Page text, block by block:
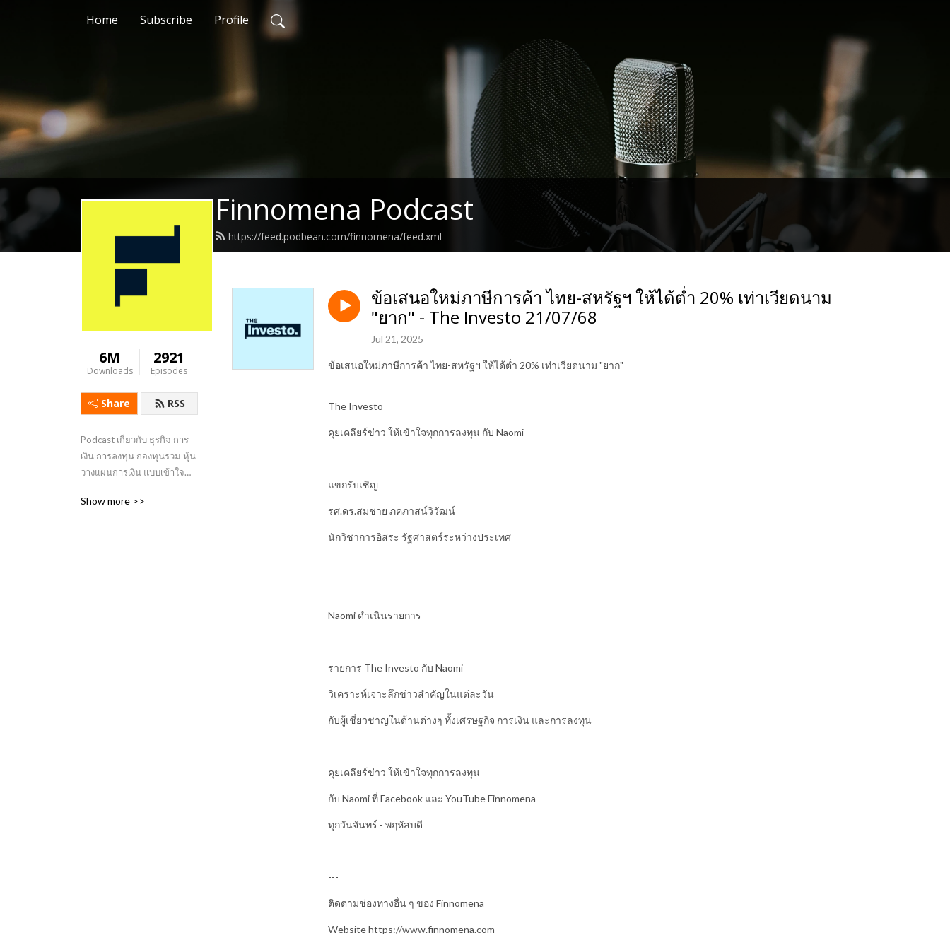
Home Subscribe Profile
Finnomena Podcast
https://feed.podbean.com/finnomena/feed.xml
6M
Downloads
2921
Episodes
Share RSS
Podcast เกี่ยวกับ ธุรกิจ การ
เงิน การลงทุน กองทุนรวม หุ้น
วางแผนการเงิน แบบเข้าใจ
Show more >>
ข้อเสนอใหม่ภาษีการค้า ไทย-สหรัฐฯ ให้ได้ต่ำ 20% เท่าเวียดนาม
"ยาก" - The Investo 21/07/68
Jul 21, 2025
ข้อเสนอใหม่ภาษีการค้า ไทย-สหรัฐฯ ให้ได้ต่ำ 20% เท่าเวียดนาม "ยาก"
The Investo
คุยเคลียร์ข่าว ให้เข้าใจทุกการลงทุน กับ Naomi
แขกรับเชิญ
รศ.ดร.สมชาย ภคภาสน์วิวัฒน์
นักวิชาการอิสระ รัฐศาสตร์ระหว่างประเทศ
Naomi ดำเนินรายการ
รายการ The Investo กับ Naomi
วิเคราะห์เจาะลึกข่าวสำคัญในแต่ละวัน
กับผู้เชี่ยวชาญในด้านต่างๆ ทั้งเศรษฐกิจ การเงิน และการลงทุน
คุยเคลียร์ข่าว ให้เข้าใจทุกการลงทุน
กับ Naomi ที่ Facebook และ YouTube Finnomena
ทุกวันจันทร์ - พฤหัสบดี
---
ติดตามช่องทางอื่น ๆ ของ Finnomena
Website https://www.finnomena.com